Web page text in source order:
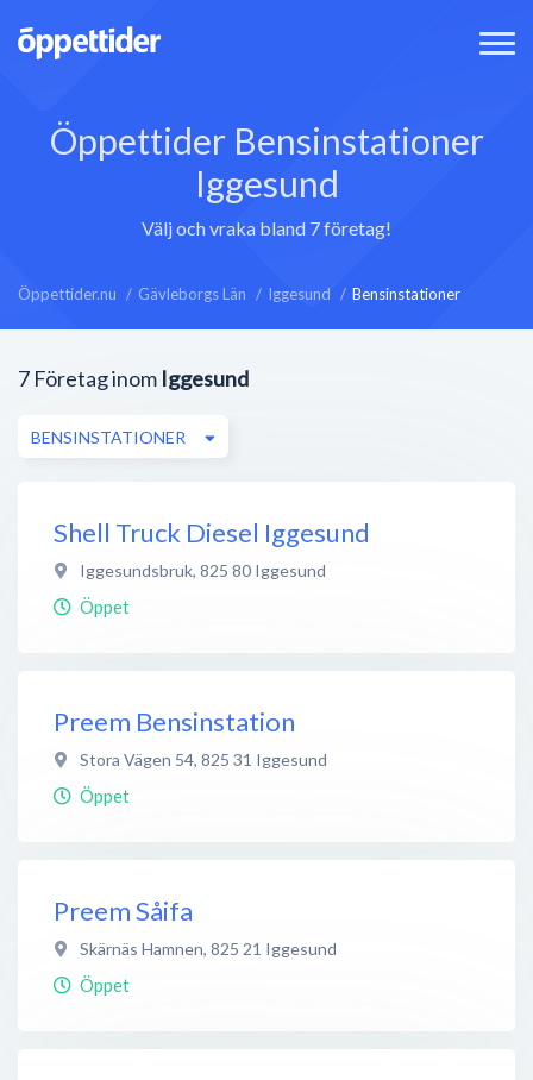
Öppettider Bensinstationer
Iggesund
Välj och vraka bland 7 företag!
Öppettider.nu Gävleborgs Län Iggesund Bensinstationer
7 Företag inom Iggesund
BENSINSTATIONER
Shell Truck Diesel Iggesund
Iggesundsbruk, 825 80 Iggesund
Öppet
Preem Bensinstation
Stora Vägen 54, 825 31 Iggesund
Öppet
Preem Såifa
Skärnäs Hamnen, 825 21 Iggesund
Öppet